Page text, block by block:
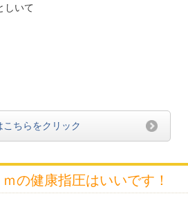
しいて
こちらをクリック
の健康指圧はいいです！